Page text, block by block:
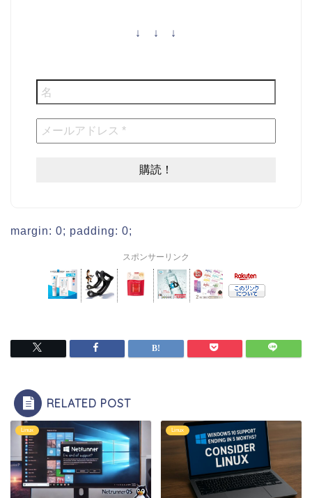
↓ ↓ ↓
margin: 0; padding: 0;
スポンサーリンク
RELATED POST
Linux Linux